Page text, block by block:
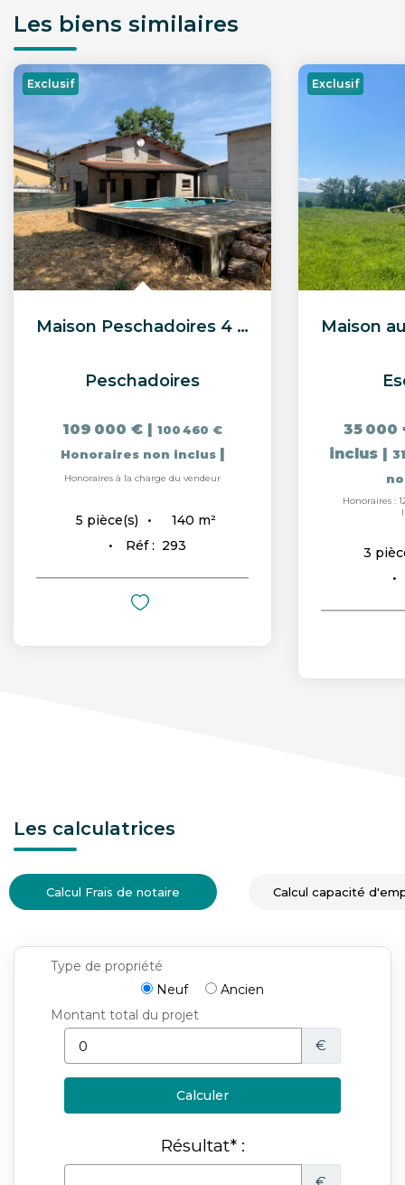
Les biens similaires
Exclusif
Maison Peschadoires 4 pièce(s) 140 m2
Peschadoires
109 000 € | 100 460 €
Honoraires non inclus |
Honoraires à la charge du vendeur
5 pièce(s) 140 m²
Réf : 293
Exclusif
35 000
inclus |
Honoraires :
3
Les calculatrices
Calcul Frais de notaire Calcul capacité